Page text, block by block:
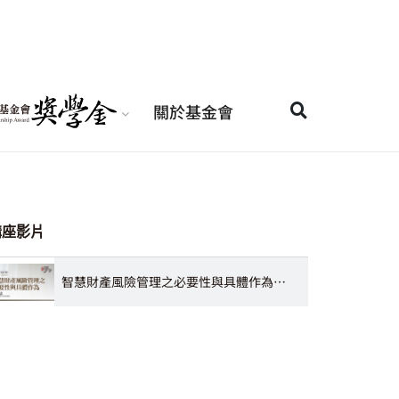
關於基金會
影片
智慧財產風險管理之必要性與具體作為 宋皇志教授